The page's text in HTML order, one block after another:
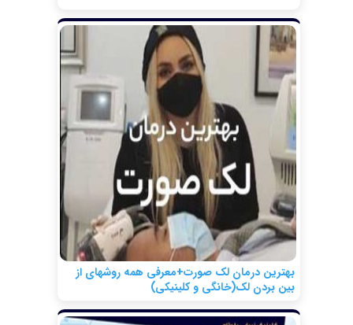
بهترین درمان لک صورت+معرفی همه روشهای از
بین بردن لک(خانگی و کلینیکی)